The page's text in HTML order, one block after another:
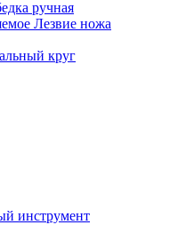
ручная
Лезвие ножа
круг
инструмент